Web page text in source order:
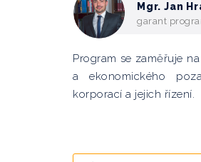
Mgr. Jan
garant
Program se zaměřuje
a ekonomického
korporací a jejich řízení.